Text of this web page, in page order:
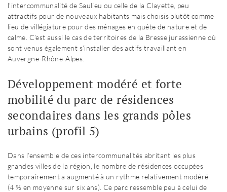
l’intercommunalité de Saulieu ou celle de la Clayette, peu
attractifs pour de nouveaux habitants mais choisis plutôt comme
lieu de villégiature pour des ménages en quête de nature et de
calme. C’est aussi le cas de territoires de la Bresse jurassienne où
sont venus également s’installer des actifs travaillant en
Auvergne-Rhône-Alpes.
Développement modéré et forte
mobilité du parc de résidences
secondaires dans les grands pôles
urbains (profil 5)
Dans l’ensemble de ces intercommunalités abritant les plus
grandes villes de la région, le nombre de résidences occupées
temporairement a augmenté à un rythme relativement modéré
(4 % en moyenne sur six ans). Ce parc ressemble peu à celui de